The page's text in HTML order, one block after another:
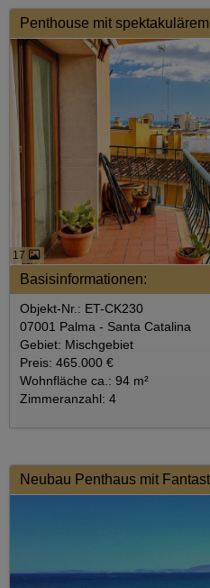
17
Basisinformationen:
Objekt-Nr.: ET-CK230
07001 Palma - Santa Catalina
Gebiet: Mischgebiet
Preis: 465.000 €
Wohnfläche ca.: 94 m²
Zimmeranzahl: 4
Neubau Penthaus mit